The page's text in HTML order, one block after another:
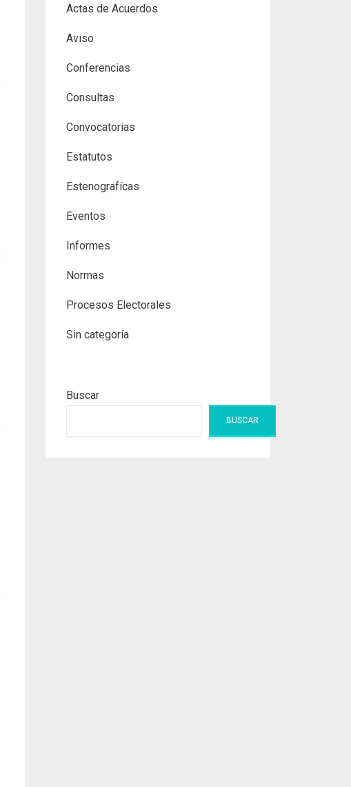
Actas de Acuerdos
Aviso
Conferencias
Consultas
Convocatorias
Estatutos
Estenografícas
Eventos
Informes
Normas
Procesos Electorales
Sin categoría
Buscar
BUSCAR